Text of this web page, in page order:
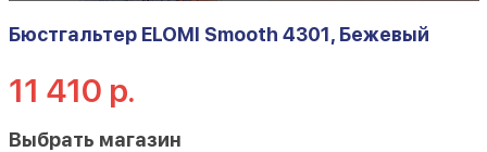
Бюстгальтер ELOMI Smooth 4301, Бежевый
11 410 р.
Выбрать магазин